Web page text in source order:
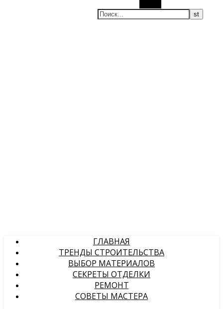
ГЛАВНАЯ
ТРЕНДЫ СТРОИТЕЛЬСТВА
ВЫБОР МАТЕРИАЛОВ
СЕКРЕТЫ ОТДЕЛКИ
РЕМОНТ
СОВЕТЫ МАСТЕРА